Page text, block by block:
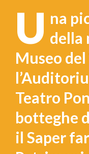
U na
della
Museo
Teatro
botteghe
il Saper